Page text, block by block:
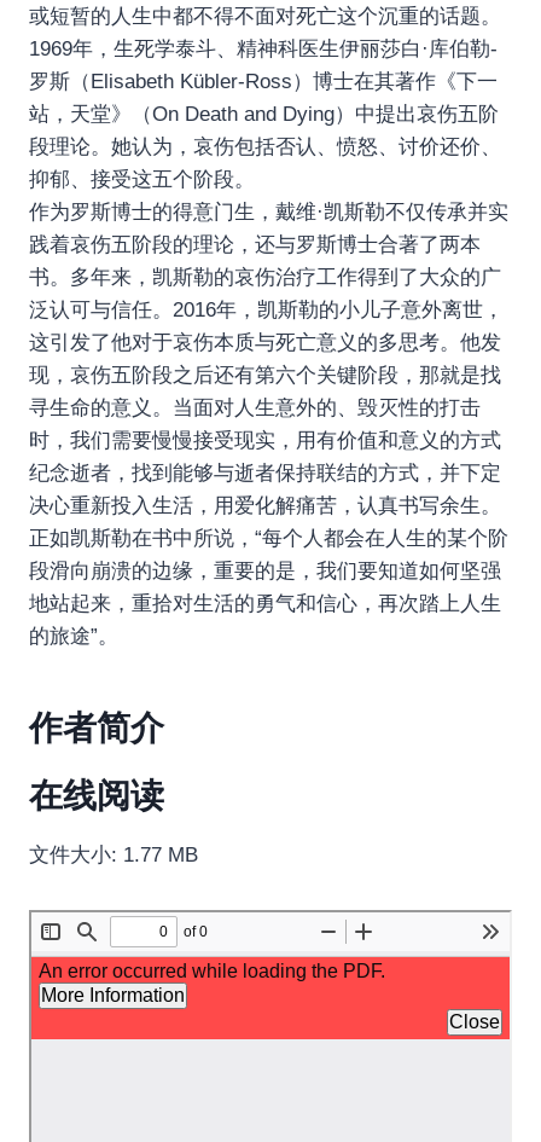
或短暂的人生中都不得不面对死亡这个沉重的话题。
1969年，生死学泰斗、精神科医生伊丽莎白·库伯勒-
罗斯（Elisabeth Kübler-Ross）博士在其著作《下一
站，天堂》（On Death and Dying）中提出哀伤五阶
段理论。她认为，哀伤包括否认、愤怒、讨价还价、
抑郁、接受这五个阶段。
作为罗斯博士的得意门生，戴维·凯斯勒不仅传承并实
践着哀伤五阶段的理论，还与罗斯博士合著了两本
书。多年来，凯斯勒的哀伤治疗工作得到了大众的广
泛认可与信任。2016年，凯斯勒的小儿子意外离世，
这引发了他对于哀伤本质与死亡意义的多思考。他发
现，哀伤五阶段之后还有第六个关键阶段，那就是找
寻生命的意义。当面对人生意外的、毁灭性的打击
时，我们需要慢慢接受现实，用有价值和意义的方式
纪念逝者，找到能够与逝者保持联结的方式，并下定
决心重新投入生活，用爱化解痛苦，认真书写余生。
正如凯斯勒在书中所说，“每个人都会在人生的某个阶
段滑向崩溃的边缘，重要的是，我们要知道如何坚强
地站起来，重拾对生活的勇气和信心，再次踏上人生
的旅途”。
作者简介
在线阅读
文件大小: 1.77 MB